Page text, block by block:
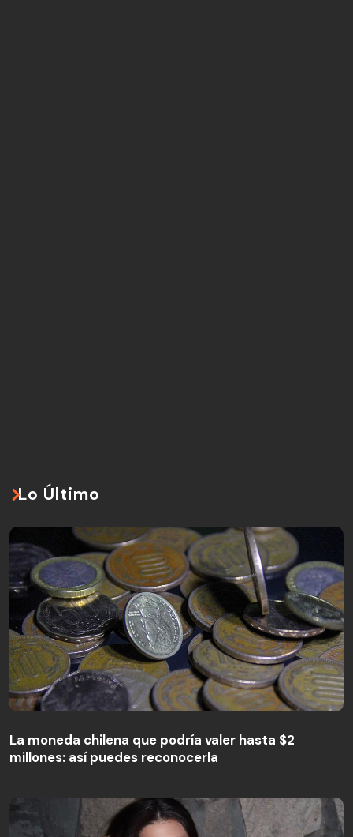
Lo Último
La moneda chilena que podría valer hasta $2
millones: así puedes reconocerla